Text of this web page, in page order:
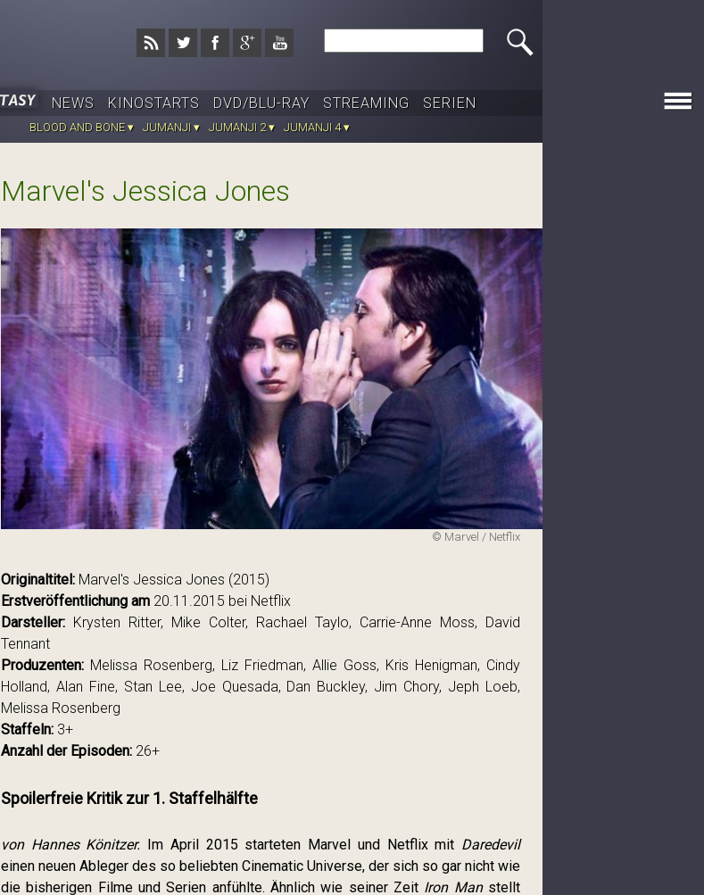
NEWS KINOSTARTS DVD/BLU-RAY STREAMING SERIEN
BLOOD AND BONE ▾ JUMANJI ▾ JUMANJI 2 ▾ JUMANJI 4 ▾
Marvel's Jessica Jones
jessica-jones-promo.jpg
© Marvel / Netflix
Originaltitel: Marvel's Jessica Jones (2015)
Erstveröffentlichung am 20.11.2015 bei Netflix
Darsteller: Krysten Ritter, Mike Colter, Rachael Taylo, Carrie-Anne Moss, David
Tennant
Produzenten: Melissa Rosenberg, Liz Friedman, Allie Goss, Kris Henigman, Cindy
Holland, Alan Fine, Stan Lee, Joe Quesada, Dan Buckley, Jim Chory, Jeph Loeb,
Melissa Rosenberg
Staffeln: 3+
Anzahl der Episoden: 26+
Spoilerfreie Kritik zur 1. Staffelhälfte
von Hannes Könitzer. Im April 2015 starteten Marvel und Netflix mit Daredevil
einen neuen Ableger des so beliebten Cinematic Universe, der sich so gar nicht wie
die bisherigen Filme und Serien anfühlte. Ähnlich wie seiner Zeit Iron Manstellt